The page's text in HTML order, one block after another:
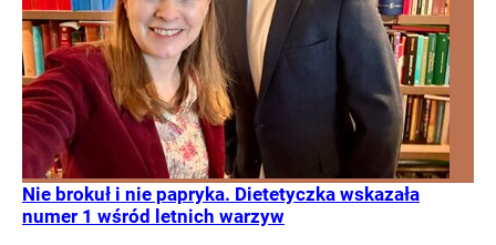
Nie brokuł i nie papryka. Dietetyczka wskazała
numer 1 wśród letnich warzyw